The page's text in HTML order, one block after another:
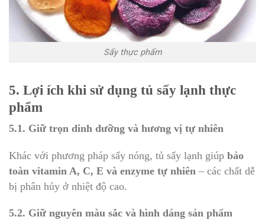
Sấy thực phẩm
5. Lợi ích khi sử dụng tủ sấy lạnh thực
phẩm
5.1. Giữ trọn dinh dưỡng và hương vị tự nhiên
Khác với phương pháp sấy nóng, tủ sấy lạnh giúp bảo
toàn vitamin A, C, E và enzyme tự nhiên – các chất dễ
bị phân hủy ở nhiệt độ cao.
5.2. Giữ nguyên màu sắc và hình dáng sản phẩm